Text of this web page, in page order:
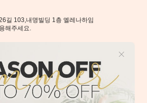
길 103,내명빌딩 1층 엘레나하임
해주세요.
gu, Seoul, Korea
로 56 이앤제이빌딩 6층